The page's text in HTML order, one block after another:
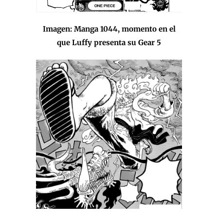
Imagen: Manga 1044, momento en el
que Luffy presenta su Gear 5